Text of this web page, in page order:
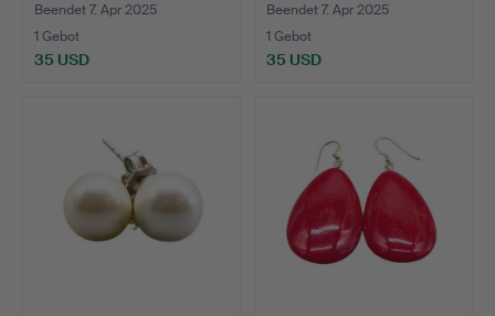
AUS 925ER SI…
Beendet 7. Apr 2025
1 Gebot
35 USD
AU…
Beendet 7. Apr 2025
1 Gebot
35 USD